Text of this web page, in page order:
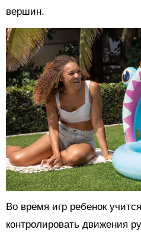
вершин.
Во время игр ребенок
контролировать движения